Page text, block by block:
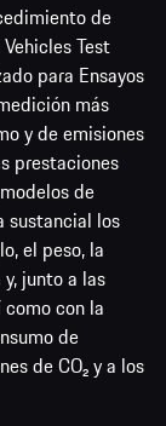
de
Test
para Ensayos
más
y de emisiones
prestaciones
de
sustancial los
el peso, la
junto a las
con la
de
de CO₂ y a los